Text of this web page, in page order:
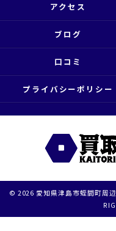
アクセス
ブログ
口コミ
プライバシーポリシー
© 2026 愛知県津島市蛭間町周